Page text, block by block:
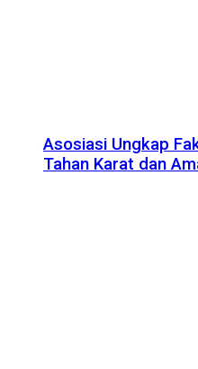
Asosiasi Ungkap
Tahan Karat dan